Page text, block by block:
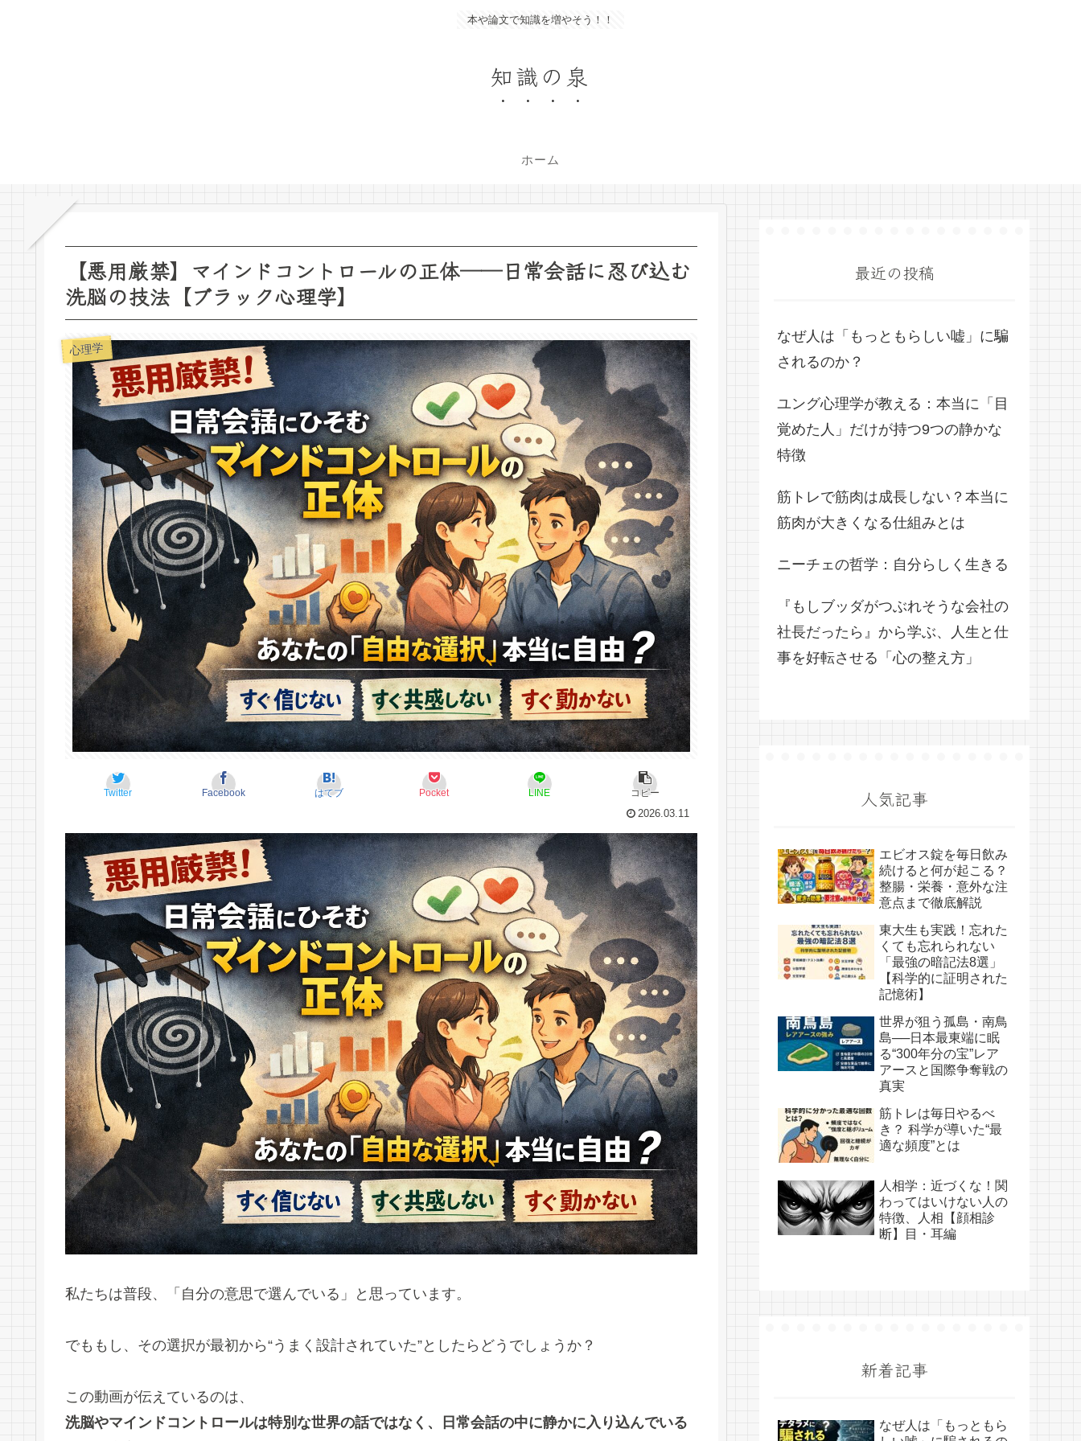
本や論文で知識を増やそう！！
知識の泉
ホーム
【悪用厳禁】マインドコントロールの正体──日常会話に忍び込む
洗脳の技法【ブラック心理学】
心理学
Twitter Facebook はてブ Pocket LINE
コピー
2026.03.11
私たちは普段、「自分の意思で選んでいる」と思っています。
でももし、その選択が最初から“うまく設計されていた”としたらどうでしょうか？
この動画が伝えているのは、
洗脳やマインドコントロールは特別な世界の話ではなく、日常会話の中に静かに入り込んでいる
最近の投稿
なぜ人は「もっともらしい嘘」に騙
されるのか？
ユング心理学が教える：本当に「目
覚めた人」だけが持つ9つの静かな
特徴
筋トレで筋肉は成長しない？本当に
筋肉が大きくなる仕組みとは
ニーチェの哲学：自分らしく生きる
『もしブッダがつぶれそうな会社の
社長だったら』から学ぶ、人生と仕
事を好転させる「心の整え方」
人気記事
エビオス錠を毎日飲み
続けると何が起こる？
整腸・栄養・意外な注
意点まで徹底解説
東大生も実践！忘れた
くても忘れられない
「最強の暗記法8選」
【科学的に証明された
記憶術】
世界が狙う孤島・南鳥
島──日本最東端に眠
る“300年分の宝”レア
アースと国際争奪戦の
真実
筋トレは毎日やるべ
き？ 科学が導いた“最
適な頻度”とは
人相学：近づくな！関
わってはいけない人の
特徴、人相【顔相診
断】目・耳編
新着記事
なぜ人は「もっともら